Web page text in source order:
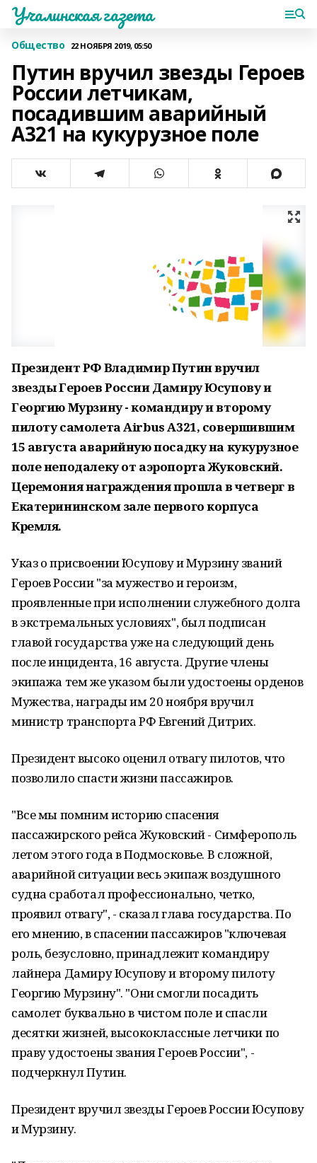
Учалинская газета
Общество 22 НОЯБРЯ 2019, 05:50
Путин вручил звезды Героев
России летчикам,
посадившим аварийный
A321 на кукурузное поле
Президент РФ Владимир Путин вручил
звезды Героев России Дамиру Юсупову и
Георгию Мурзину - командиру и второму
пилоту самолета Airbus A321, совершившим
15 августа аварийную посадку на кукурузное
поле неподалеку от аэропорта Жуковский.
Церемония награждения прошла в четверг в
Екатерининском зале первого корпуса
Кремля.
Указ о присвоении Юсупову и Мурзину званий
Героев России "за мужество и героизм,
проявленные при исполнении служебного долга
в экстремальных условиях", был подписан
главой государства уже на следующий день
после инцидента, 16 августа. Другие члены
экипажа тем же указом были удостоены орденов
Мужества, награды им 20 ноября вручил
министр транспорта РФ Евгений Дитрих.
Президент высоко оценил отвагу пилотов, что
позволило спасти жизни пассажиров.
"Все мы помним историю спасения
пассажирского рейса Жуковский - Симферополь
летом этого года в Подмосковье. В сложной,
аварийной ситуации весь экипаж воздушного
судна сработал профессионально, четко,
проявил отвагу", - сказал глава государства. По
его мнению, в спасении пассажиров "ключевая
роль, безусловно, принадлежит командиру
лайнера Дамиру Юсупову и второму пилоту
Георгию Мурзину". "Они смогли посадить
самолет буквально в чистом поле и спасли
десятки жизней, высококлассные летчики по
праву удостоены звания Героев России", -
подчеркнул Путин.
Президент вручил звезды Героев России Юсупову
и Мурзину.